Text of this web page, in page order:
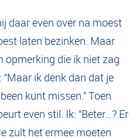
daar even over na moest
laten bezinken. Maar
opmerking die ik niet zag
ik denk dan dat je
kunt missen.” Toen
even stil. Ik: “Beter…? Er
zult het ermee moeten